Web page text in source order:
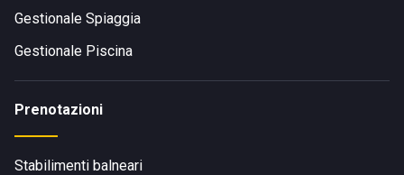
Gestionale Spiaggia
Gestionale Piscina
Prenotazioni
Stabilimenti balneari